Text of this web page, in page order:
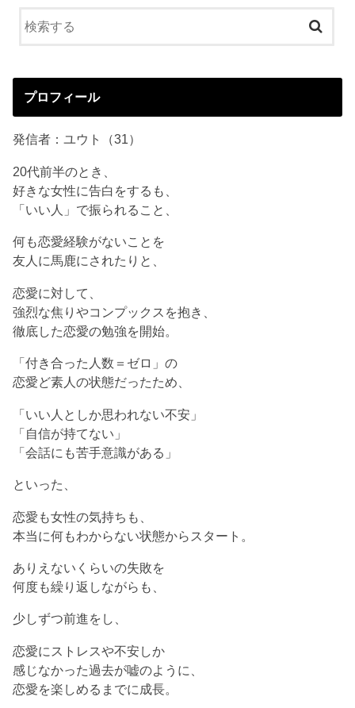
プロフィール
発信者：ユウト（31）
20代前半のとき、
好きな女性に告白をするも、
「いい人」で振られること、
何も恋愛経験がないことを
友人に馬鹿にされたりと、
恋愛に対して、
強烈な焦りやコンプックスを抱き、
徹底した恋愛の勉強を開始。
「付き合った人数＝ゼロ」の
恋愛ど素人の状態だったため、
「いい人としか思われない不安」
「自信が持てない」
「会話にも苦手意識がある」
といった、
恋愛も女性の気持ちも、
本当に何もわからない状態からスタート。
ありえないくらいの失敗を
何度も繰り返しながらも、
少しずつ前進をし、
恋愛にストレスや不安しか
感じなかった過去が嘘のように、
恋愛を楽しめるまでに成長。